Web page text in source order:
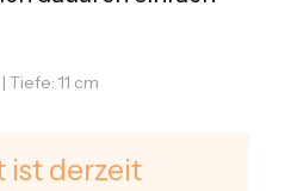
Tiefe: 11 cm
ist derzeit